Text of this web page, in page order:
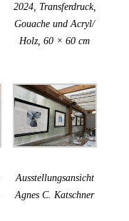
2024, Transferdruck,
Gouache und Acryl/
Holz, 60 × 60 cm
Ausstellungsansicht
Agnes C. Katschner